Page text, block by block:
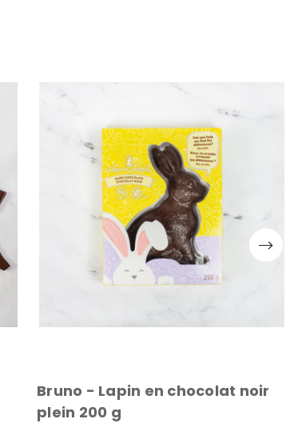
Bruno - Lapin en chocolat noir
plein 200 g